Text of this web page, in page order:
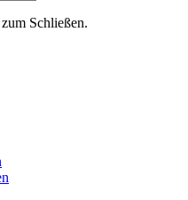
Schließen.